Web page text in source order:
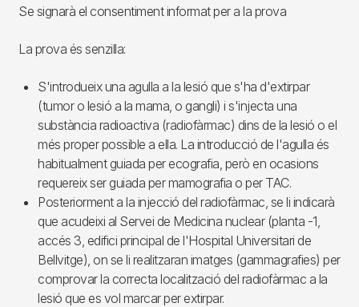
Se signarà el consentiment informat per a la prova
La prova és senzilla:
S'introdueix una agulla a la lesió que s'ha d'extirpar
(tumor o lesió a la mama, o gangli) i s'injecta una
substància radioactiva (radiofàrmac) dins de la lesió o el
més proper possible a ella. La introducció de l'agulla és
habitualment guiada per ecografia, però en ocasions
requereix ser guiada per mamografia o per TAC.
Posteriorment a la injecció del radiofàrmac, se li indicarà
que acudeixi al Servei de Medicina nuclear (planta -1,
accés 3, edifici principal de l'Hospital Universitari de
Bellvitge), on se li realitzaran imatges (gammagrafies) per
comprovar la correcta localització del radiofàrmac a la
lesió que es vol marcar per extirpar.